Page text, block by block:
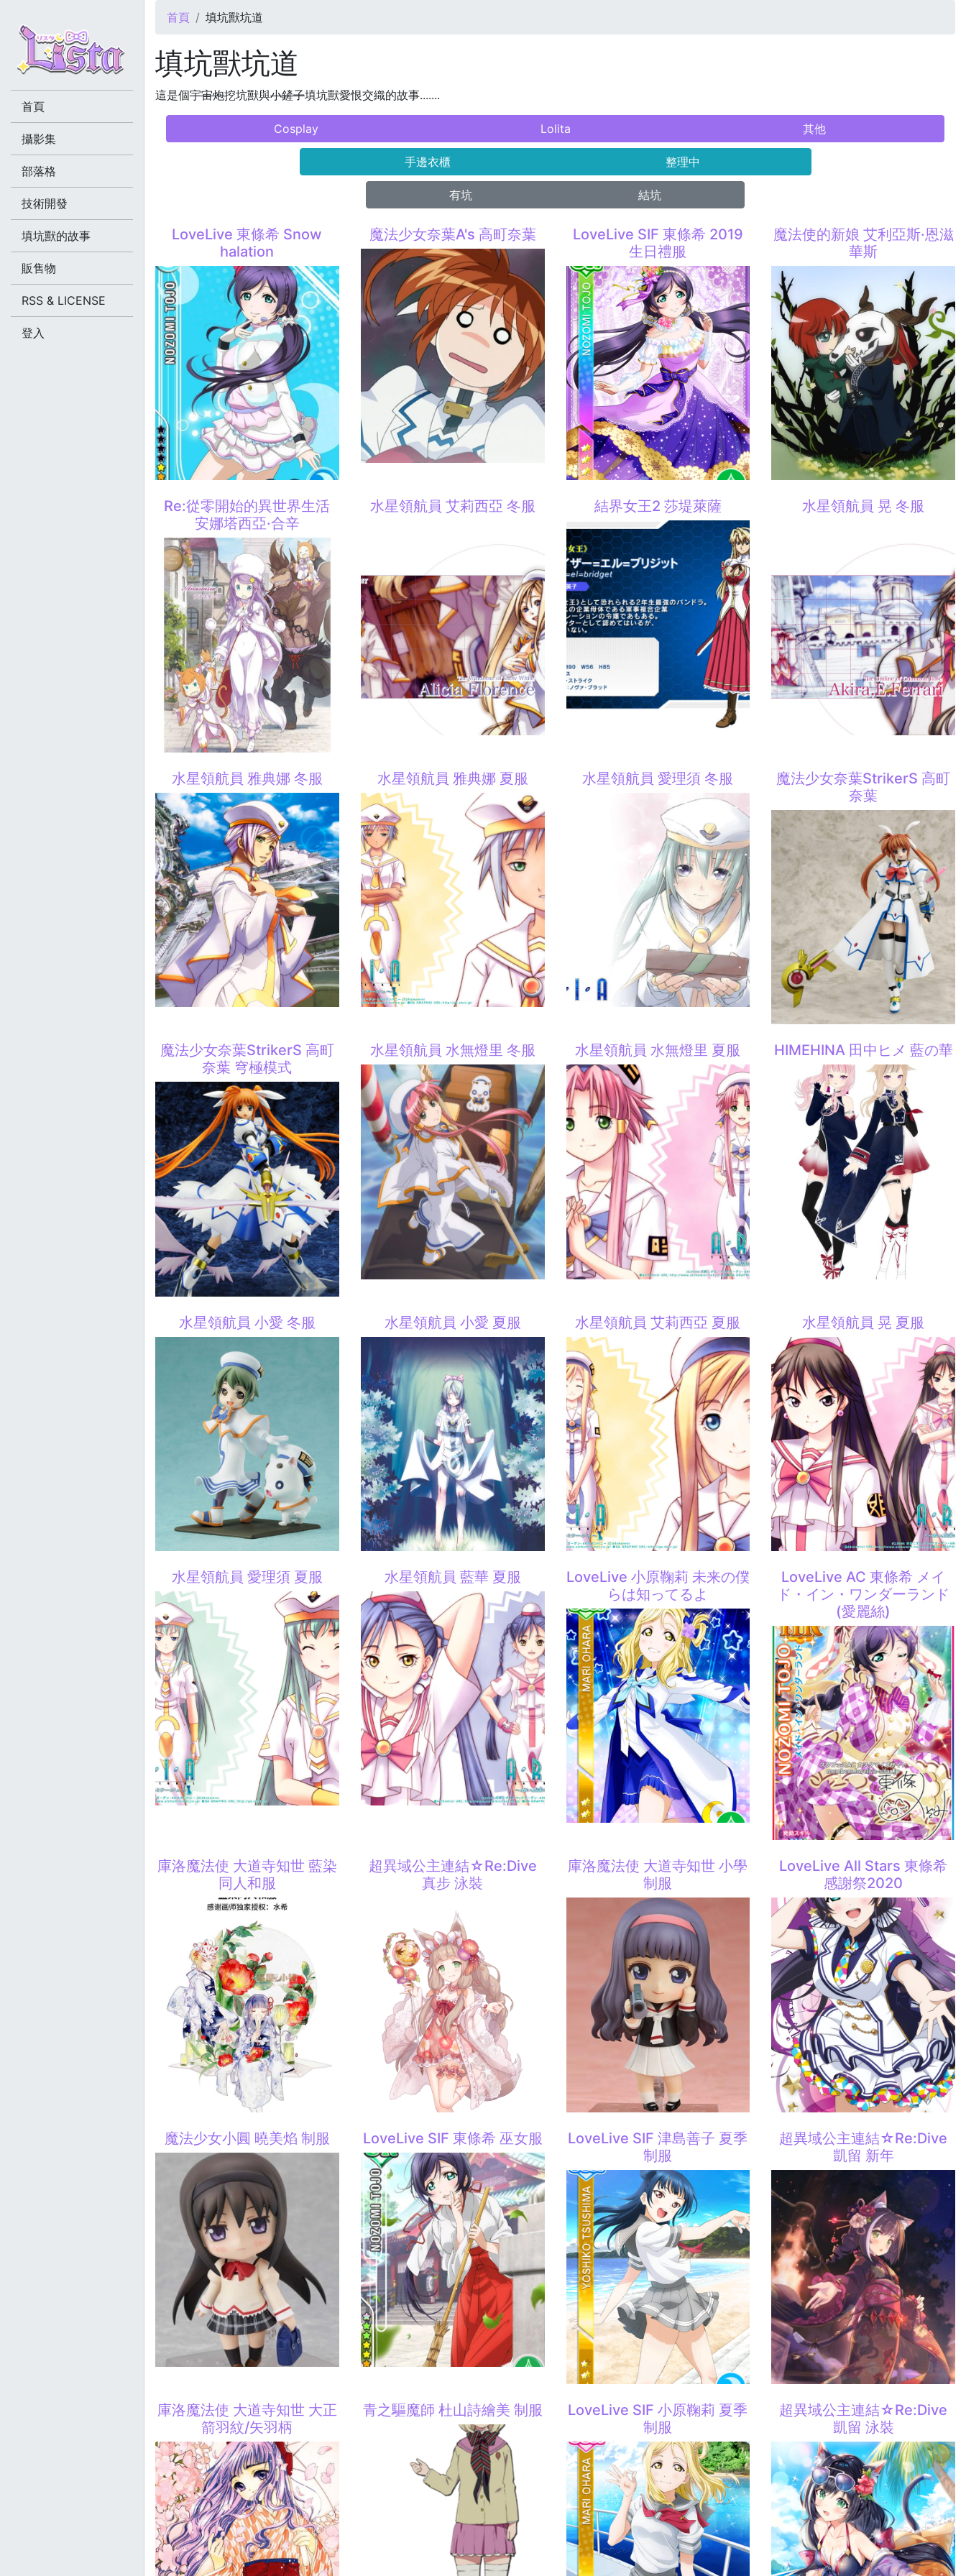
您在這裡
首頁 填坑獸坑道
填坑獸坑道
這是個宇宙炮挖坑獸與小鏟子填坑獸愛恨交織的故事.......
Cosplay Lolita 其他
手邊衣櫃 整理中
有坑 結坑
LoveLive 東條希 Snow
halation
魔法少女奈葉A's 高町奈葉
LoveLive SIF 東條希 2019
生日禮服
魔法使的新娘 艾利亞斯·恩滋
華斯
Re:從零開始的異世界生活
安娜塔西亞·合辛
水星領航員 艾莉西亞 冬服 結界女王2 莎堤萊薩 水星領航員 晃 冬服
水星領航員 雅典娜 冬服 水星領航員 雅典娜 夏服 水星領航員 愛理須 冬服
魔法少女奈葉StrikerS 高町
奈葉
魔法少女奈葉StrikerS 高町
奈葉 穹極模式
水星領航員 水無燈里 冬服 水星領航員 水無燈里 夏服 HIMEHINA 田中ヒメ 藍の華
水星領航員 小愛 冬服 水星領航員 小愛 夏服 水星領航員 艾莉西亞 夏服 水星領航員 晃 夏服
水星領航員 愛理須 夏服 水星領航員 藍華 夏服
LoveLive 小原鞠莉 未来の僕
らは知ってるよ
LoveLive AC 東條希 メイ
ド・イン・ワンダーランド
(愛麗絲)
庫洛魔法使 大道寺知世 藍染
同人和服
超異域公主連結☆Re:Dive
真步 泳裝
庫洛魔法使 大道寺知世 小學
制服
LoveLive All Stars 東條希
感謝祭2020
魔法少女小圓 曉美焰 制服 LoveLive SIF 東條希 巫女服
LoveLive SIF 津島善子 夏季
制服
超異域公主連結☆Re:Dive
凱留 新年
庫洛魔法使 大道寺知世 大正
箭羽紋/矢羽柄
青之驅魔師 杜山詩繪美 制服
LoveLive SIF 小原鞠莉 夏季
制服
超異域公主連結☆Re:Dive
凱留 泳裝
首頁
攝影集
部落格
技術開發
填坑獸的故事
販售物
RSS & LICENSE
登入